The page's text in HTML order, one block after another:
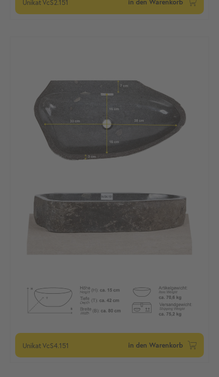
UnikatVcS2.151 in den Warenkorb
UnikatVcS4.151 in den Warenkorb